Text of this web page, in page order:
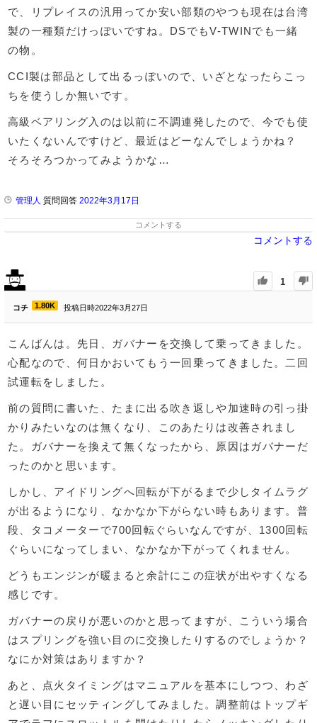
で、リプレイスの汎用ってか安い部類のやつも現在は台湾
製の一種類だけっぽいですね。DSでもV-TWINでも一緒
の物。
CCI製は部品として出るっぽいので、いざとなったらこっ
ちを使うしか無いです。
高級ベアリング入のは以前に不調連発したので、今でも使
いたくないんですけど、最近はどーなんでしょうかね？
そろそろつかってみようかな…
管理人 質問回答 2022年3月17日
コメントする
コメントする
1
コチ 1.80K 投稿日時2022年3月27日
こんばんは。先日、ガバナーを交換して乗ってきました。
心配なので、何日かおいてもう一回乗ってきました。二回
試運転をしました。
前の質問に書いた、たまに出る吹き返しや加速時の引っ掛
かりみたいなのは無くなり、このあたりは改善されまし
た。ガバナーを換えて無くなったから、原因はガバナーだ
ったのかと思います。
しかし、アイドリングへ回転が下がるまで少しタイムラグ
が出るようになり、なかなか下がらない時もあります。普
段、タコメーターで700回転ぐらいなんですが、1300回転
ぐらいになってしまい、なかなか下がってくれません。
どうもエンジンが暖まると余計にこの症状が出やすくなる
感じです。
ガバナーの戻りが悪いのかと思ってますが、こういう場合
はスプリングを強い目のに交換したりするのでしょうか？
なにか対策はありますか？
あと、点火タイミングはマニュアルを基本にしつつ、わざ
と遅い目にセッティングしてみました。調整前はトップギ